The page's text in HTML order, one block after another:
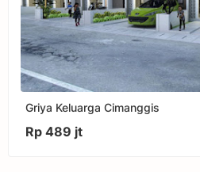
Griya Keluarga Cimanggis
Rp 489 jt